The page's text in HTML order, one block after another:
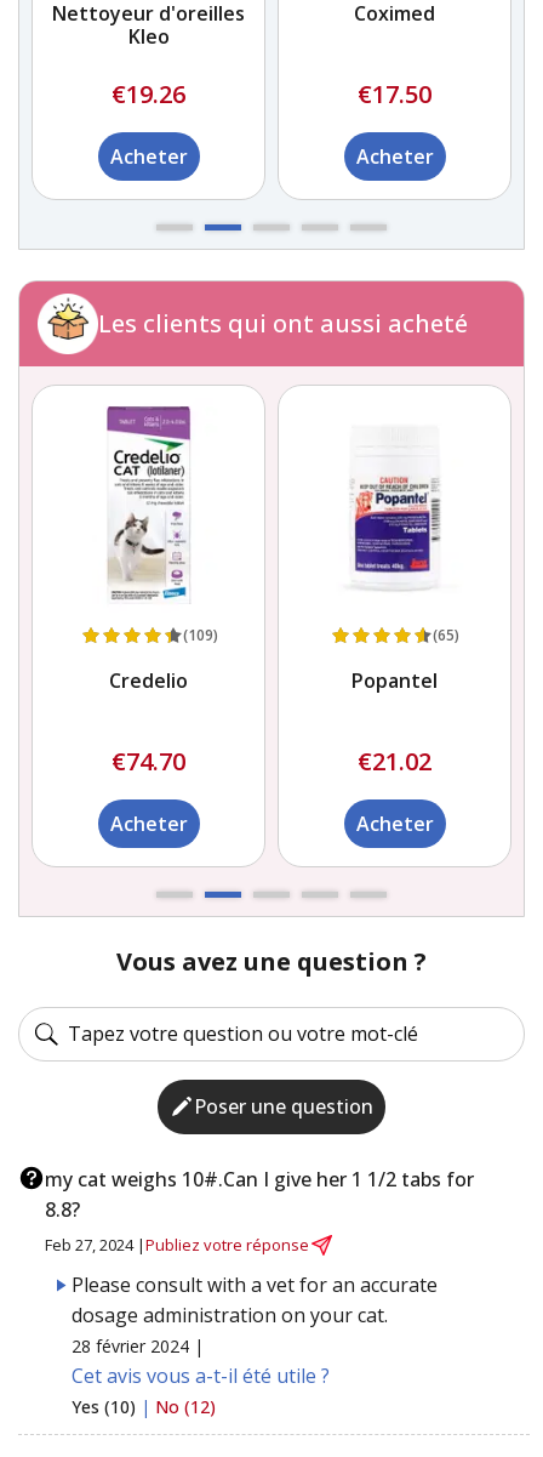
Coximed
€17.50
Acheter
Natural Animal
€28.06
Acheter
Les clients qui ont aussi acheté
(65)
Popantel
€21.02
Acheter
Baume pour la peau
€28.06
Acheter
Vous avez une question ?
Poser une question
my cat weighs 10#.Can I give her 1 1/2 tabs for
8.8?
Feb 27, 2024 |Publiez votre réponse
Please consult with a vet for an accurate
dosage administration on your cat.
28 février 2024 |
Cet avis vous a-t-il été utile ?
Yes (10) | No (12)